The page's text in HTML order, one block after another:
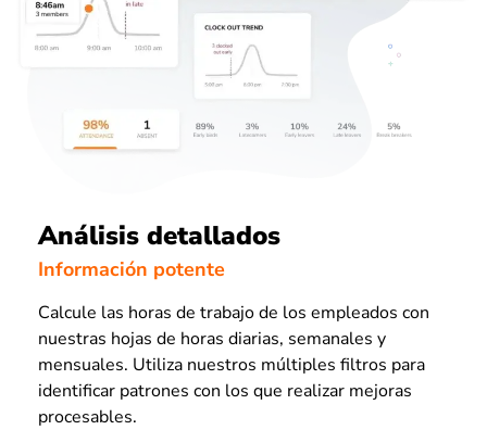
Análisis detallados
Información potente
Calcule las horas de trabajo de los empleados con
nuestras hojas de horas diarias, semanales y
mensuales. Utiliza nuestros múltiples filtros para
identificar patrones con los que realizar mejoras
procesables.